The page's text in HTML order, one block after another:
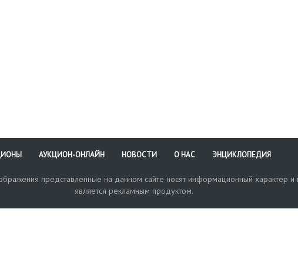
АУКЦИОН-ОНЛАЙН НОВОСТИ О НАС ЭНЦИКЛОПЕДИЯ
представленные на данном сайте носят информационный характер и
является рекламным продуктом.